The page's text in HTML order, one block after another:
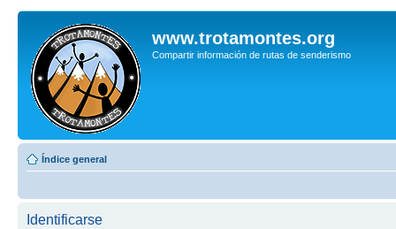
www.trotamontes.org
Compartir información de rutas de senderismo
Índice general
Identificarse